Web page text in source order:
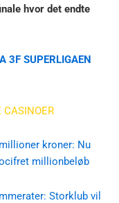
hvor det endte
3F SUPERLIGAEN
CASINOER
kroner: Nu
millionbeløb
Storklub vil